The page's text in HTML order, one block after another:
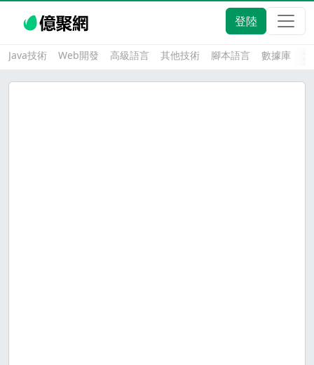
登陸
Java技術 Web開發 高級語言 其他技術 腳本語言 數據庫